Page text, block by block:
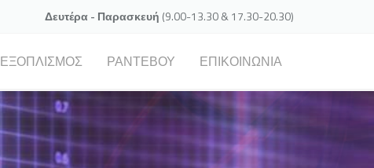
Δευτέρα - Παρασκευή (9.00-13.30 & 17.30-20.30)
ΕΞΟΠΛΙΣΜΌΣ ΡΑΝΤΕΒΟΎ ΕΠΙΚΟΙΝΩΝΊΑ